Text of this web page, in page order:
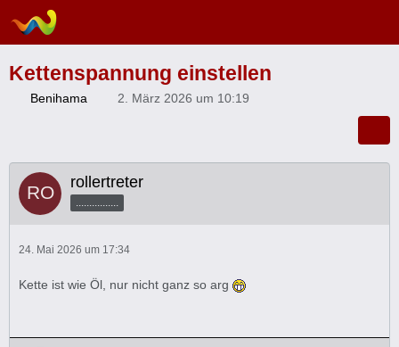
Kettenspannung einstellen
Benihama 2. März 2026 um 10:19
rollertreter
24. Mai 2026 um 17:34
Kette ist wie Öl, nur nicht ganz so arg